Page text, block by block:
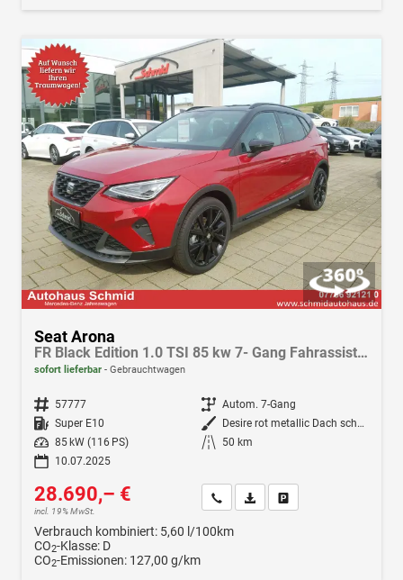
Seat Arona
FR Black Edition 1.0 TSI 85 kw 7- Gang Fahrassistenz-Paket, AHK, Navi, LED, Klima,Winterpak., Android Auto, Apple CarPlay
sofort lieferbar Gebrauchtwagen
Fahrzeugnr. 57777 Getriebe Autom. 7-Gang
Kraftstoff Super E10 Außenfarbe
Desire rot metallic Dach schwarz
Leistung
85 kW (116 PS) Kilometerstand
50 km
10.07.2025
28.690,– €
incl. 19% MwSt.
Wir rufen Sie anFahrzeugexposé (PDF)
Verbrauch kombiniert: 5,60 l/100km
CO2-Klasse: D
CO2-Emissionen: 127,00 g/km